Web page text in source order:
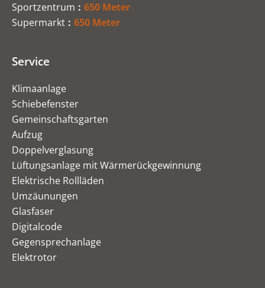
Sportzentrum
650 Meter
Supermarkt
650 Meter
Service
Klimaanlage
Schiebefenster
Gemeinschaftsgarten
Aufzug
Doppelverglasung
Lüftungsanlage mit Wärmerückgewinnung
Elektrische Rollläden
Umzäunungen
Glasfaser
Digitalcode
Gegensprechanlage
Elektrotor